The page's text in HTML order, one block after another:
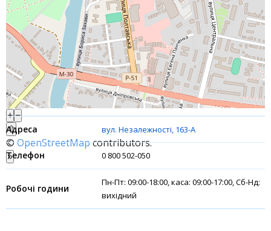
Кредити
Інтернет-банкінг
Банки-партнери
Акції
Рахунки для бізнесу
Фінансові результати
+ −
⇧
©OpenStreetMapcontributors.
»
вул. Незалежності, 163-А
0 800 502-050
Пн-Пт: 09:00-18:00, каса: 09:00-17:00, Сб-Нд:
вихідний